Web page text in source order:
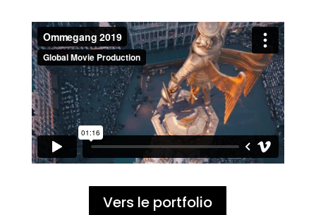
Vers le portfolio